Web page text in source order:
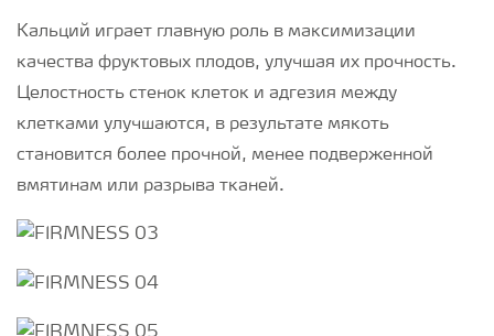
Кальций играет главную роль в максимизации
качества фруктовых плодов, улучшая их прочность.
Целостность стенок клеток и адгезия между
клетками улучшаются, в результате мякоть
становится более прочной, менее подверженной
вмятинам или разрыва тканей.